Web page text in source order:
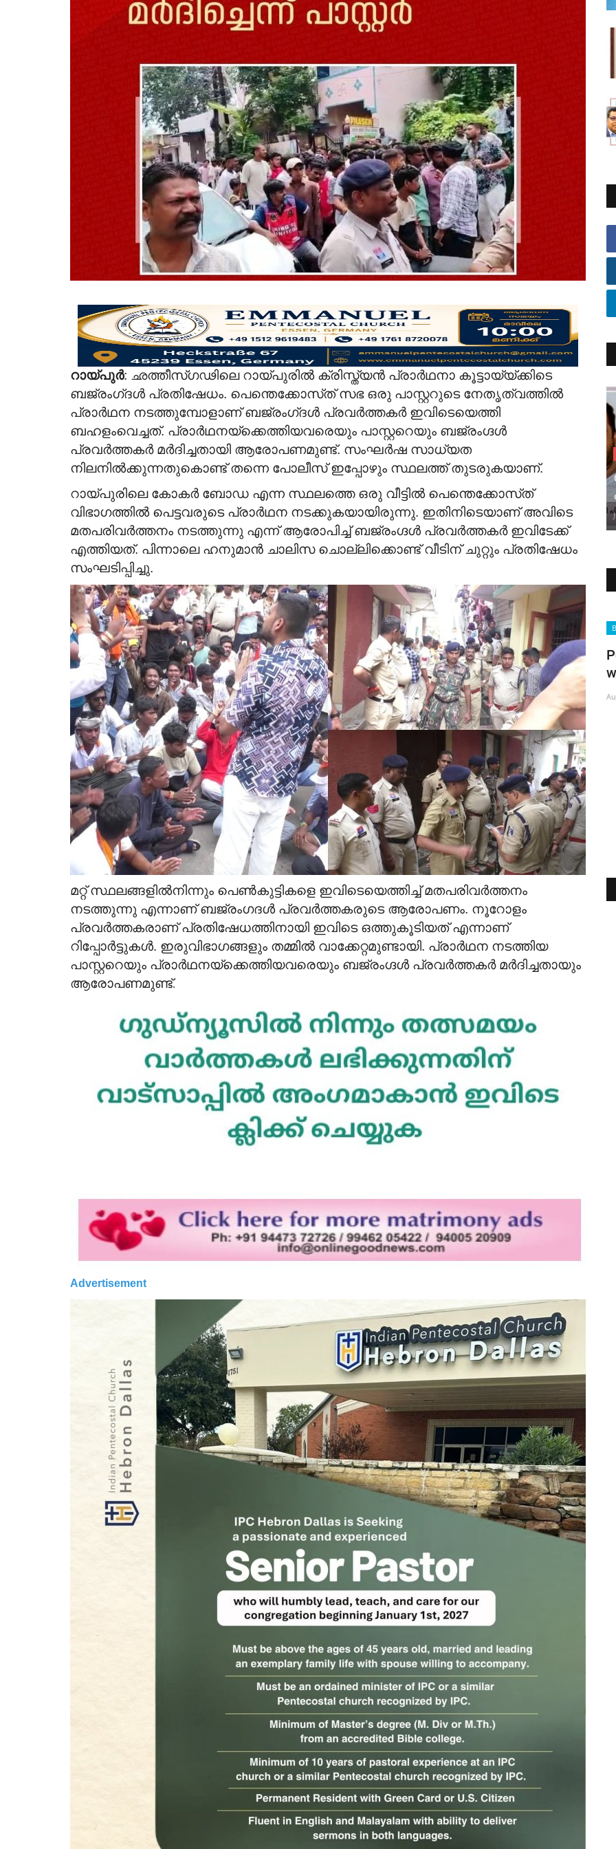
റായ്‌പുർ: ഛത്തീസ്‌ഗഢിലെ റായ്പു‌രിൽ ക്രിസ്ത്യൻ പ്രാർഥനാ കൂട്ടായ്‌യ്ക്കിടെ
ബജ്രംഗ്‌ദൾ പ്രതിഷേധം. പെന്തെക്കോസ്‌ത്‌ സഭ ഒരു പാസ്റ്ററുടെ നേതൃത്വത്തിൽ
പ്രാർഥന നടത്തുമ്പോളാണ് ബജ്രംഗ്‌ദൾ പ്രവർത്തകർ ഇവിടെയെത്തി
ബഹളംവെച്ചത്. പ്രാർഥനയ്ക്കെത്തിയവരെയും പാസ്റ്ററെയും ബജ്രംഗ്ദൾ
പ്രവർത്തകർ മർദിച്ചതായി ആരോപണമുണ്ട്. സംഘർഷ സാധ്യത
നിലനിൽക്കുന്നതുകൊണ്ട് തന്നെ പോലീസ് ഇപ്പോഴും സ്ഥലത്ത് തുടരുകയാണ്.
റായ്‌പുരിലെ കോകർ ബോഡ എന്ന സ്ഥലത്തെ ഒരു വീട്ടിൽ പെന്തെക്കോസ്‌ത്‌
വിഭാഗത്തിൽ പെട്ടവരുടെ പ്രാർഥന നടക്കുകയായിരുന്നു. ഇതിനിടെയാണ് അവിടെ
മതപരിവർത്തനം നടത്തുന്നു എന്ന് ആരോപിച്ച് ബജ്രംഗ്ദൾ പ്രവർത്തകർ ഇവിടേക്ക്
എത്തിയത്. പിന്നാലെ ഹനുമാൻ ചാലിസ ചൊല്ലിക്കൊണ്ട് വീടിന് ചുറ്റും പ്രതിഷേധം
സംഘടിപ്പിച്ചു.
മറ്റ് സ്ഥലങ്ങളിൽനിന്നും പെൺകുട്ടികളെ ഇവിടെയെത്തിച്ച് മതപരിവർത്തനം
നടത്തുന്നു എന്നാണ് ബജ്രംഗദൾ പ്രവർത്തകരുടെ ആരോപണം. നൂറോളം
പ്രവർത്തകരാണ് പ്രതിഷേധത്തിനായി ഇവിടെ ഒത്തുകൂടിയത് എന്നാണ്
റിപ്പോർട്ടുകൾ. ഇരുവിഭാഗങ്ങളും തമ്മിൽ വാക്കേറ്റമുണ്ടായി. പ്രാർഥന നടത്തിയ
പാസ്റ്ററെയും പ്രാർഥനയ്ക്കെത്തിയവരെയും ബജ്രംഗ്ദൾ പ്രവർത്തകർ മർദിച്ചതായും
ആരോപണമുണ്ട്.
Advertisement
M.A ;B.
Bride Wanted
Pentecostal boy; MBA in HR; Working as
HR in IT Industry,...
Aug 7, 2026
Bride Wanted
Pentecostal boy; BCom, DCA, BTh
working as Accounts Manager...
Aug 7, 2026